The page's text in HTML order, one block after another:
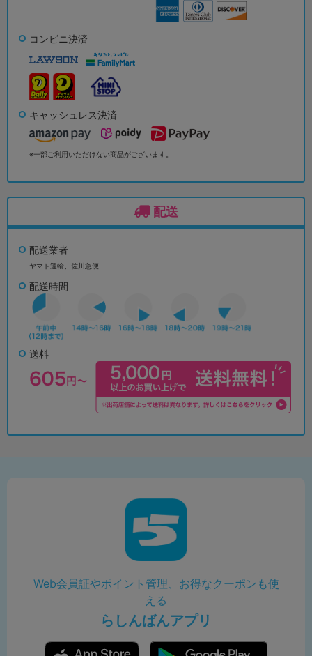
コンビニ決済
キャッシュレス決済
※一部ご利用いただけない商品がございます。
配送
配送業者
ヤマト運輸、佐川急便
配送時間
送料
Web会員証やポイント管理、お得なクーポンも使
える
らしんばんアプリ